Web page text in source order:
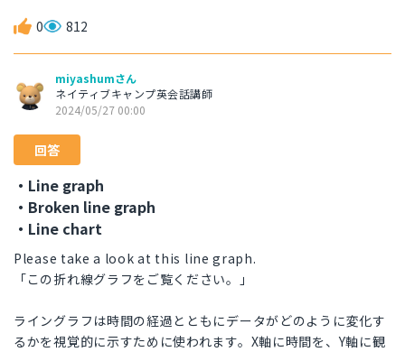
0 812
miyashumさん
ネイティブキャンプ英会話講師
2024/05/27 00:00
回答
・Line graph
・Broken line graph
・Line chart
Please take a look at this line graph.
「この折れ線グラフをご覧ください。」
ライングラフは時間の経過とともにデータがどのように変化す
るかを視覚的に示すために使われます。X軸に時間を、Y軸に観